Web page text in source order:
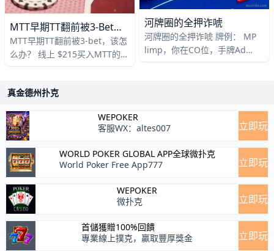
MTT早期TT翻前被3-Bet，该怎么办？
MTT早期TT翻前被3-bet，该怎
么办？ 线上 $215买入MTT的早
注 $60，中间
河牌圈的全押诈唬
河牌圈的全押诈唬 牌例： MP
limp，你在CO位，手牌Ad
真金德州扑克
WEPOKER
客服WX：altes007
立即玩
WORLD POKER GLOBAL APP全球微扑克
World Poker Free App777
立即玩
WEPOKER
微扑克
立即玩
首儲獲贈100%回饋
專業線上撲克，贏取豐厚獎金
立即玩